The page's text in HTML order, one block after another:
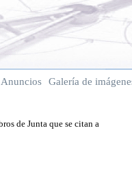
Galería de
de Junta que se citan a